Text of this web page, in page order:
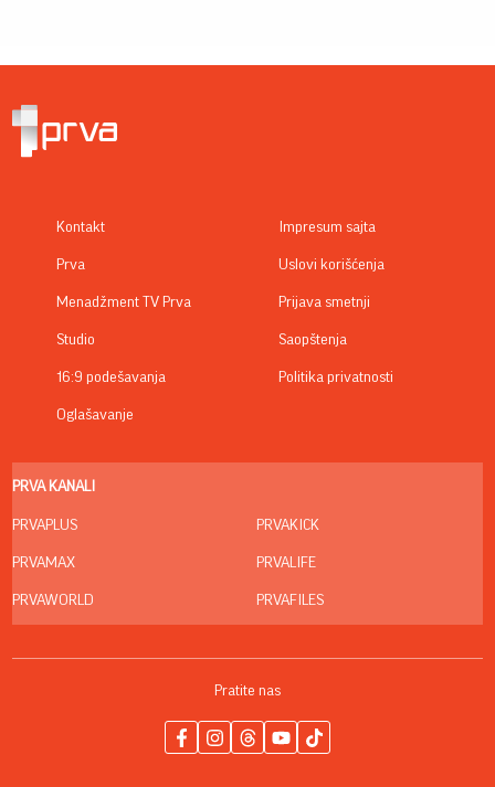
Kontakt
Prva
Menadžment TV Prva
Studio
16:9 podešavanja
Oglašavanje
Impresum sajta
Uslovi korišćenja
Prijava smetnji
Saopštenja
Politika privatnosti
PRVA KANALI
PRVAPLUS
PRVAMAX
PRVAWORLD
PRVAKICK
PRVALIFE
PRVAFILES
Pratite nas